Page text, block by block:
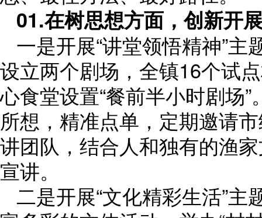
01.在树思想方面，创新开
一是开展“讲堂领悟精神”主
设立两个剧场，全镇16个试
心食堂设置“餐前半小时剧场
所想，精准点单，定期邀请
讲团队，结合人和独有的渔
宣讲。
二是开展“文化精彩生活”